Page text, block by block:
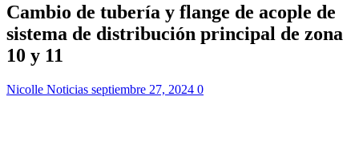
Cambio de tubería y flange de acople de
sistema de distribución principal de zona
10 y 11
Nicolle Noticias septiembre 27, 2024 0